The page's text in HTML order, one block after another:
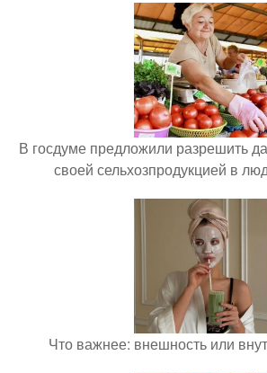
В госдуме предложили разрешить
своей сельхозпродукцией в
Что важнее: внешность или